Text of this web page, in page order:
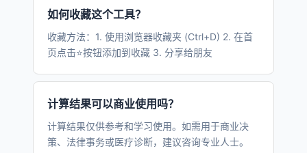
如何收藏这个工具？
收藏方法：1. 使用浏览器收藏夹 (Ctrl+D) 2. 在首
页点击⭐按钮添加到收藏 3. 分享给朋友
计算结果可以商业使用吗？
计算结果仅供参考和学习使用。如需用于商业决
策、法律事务或医疗诊断，建议咨询专业人士。